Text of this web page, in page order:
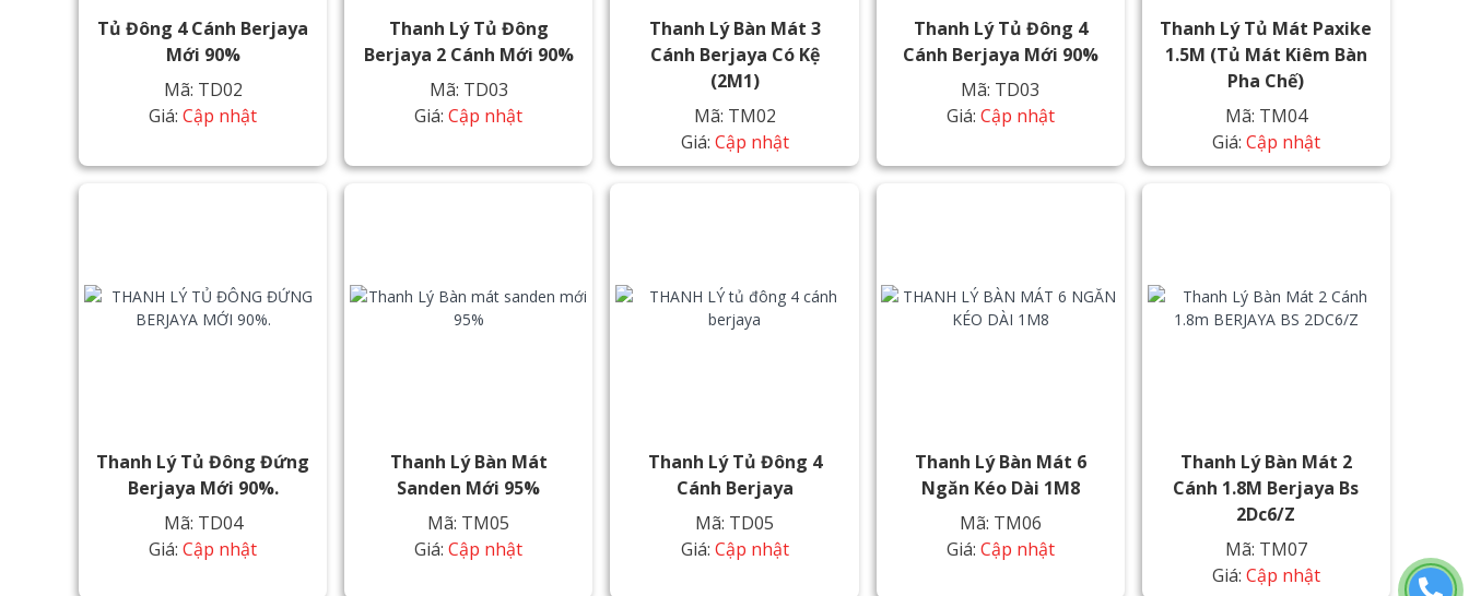
Tủ Đông 4 Cánh Berjaya
Mới 90%
Mã: TD02
Giá:Cập nhật
Thanh Lý Tủ Đông
Berjaya 2 Cánh Mới 90%
Mã: TD03
Giá:Cập nhật
Thanh Lý Bàn Mát 3
Cánh Berjaya Có Kệ
(2M1)
Mã: TM02
Giá: Cập nhật
Thanh Lý Tủ Đông 4
Cánh Berjaya Mới 90%
Mã: TD03
Giá: Cập nhật
Thanh Lý Tủ Mát Paxike
1.5M (Tủ Mát Kiêm Bàn
Pha Chế)
Mã: TM04
Giá: Cập nhật
Thanh Lý Tủ Đông Đứng
Berjaya Mới 90%.
Mã: TD04
Giá:Cập nhật
Thanh Lý Bàn Mát
Sanden Mới 95%
Mã: TM05
Giá:Cập nhật
Thanh Lý Tủ Đông 4
Cánh Berjaya
Mã: TD05
Giá: Cập nhật
Thanh Lý Bàn Mát 6
Ngăn Kéo Dài 1M8
Mã: TM06
Giá: Cập nhật
Thanh Lý Bàn Mát 2
Cánh 1.8M Berjaya Bs
2Dc6/z
Mã: TM07
Giá: Cập nhật